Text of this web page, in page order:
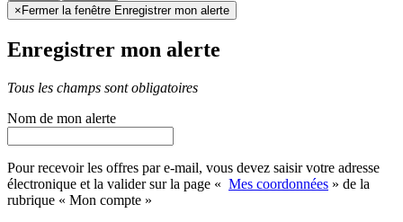
× Fermer la fenêtre Enregistrer mon alerte
Enregistrer mon alerte
Tous les champs sont obligatoires
Nom de mon alerte
Pour recevoir les offres par e-mail, vous devez saisir votre adresse
électronique et la valider sur la page « Mes coordonnées » de la
rubrique « Mon compte »